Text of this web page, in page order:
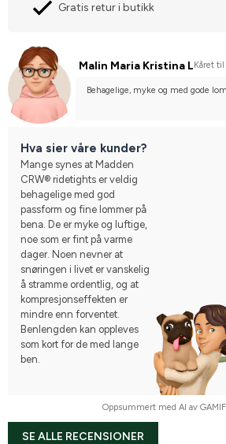
Gratis retur i butikk
Malin Maria Kristina L Kåret
Behagelige, myke og med gode
Hva sier våre kunder?
Mange synes at Madden
CRW® ridetights er veldig
behagelige med god
passform og fine lommer på
bena. De er myke og luftige,
noe som er fint på varme
dager. Noen nevner at
snøringen i livet er vanskelig
å stramme ordentlig, og at
kompresjonseffekten er
mindre enn forventet.
Benlengden kan oppleves
som kort for de med lange
ben.
Oppsummert med AI av
SE ALLE RECENSIONER